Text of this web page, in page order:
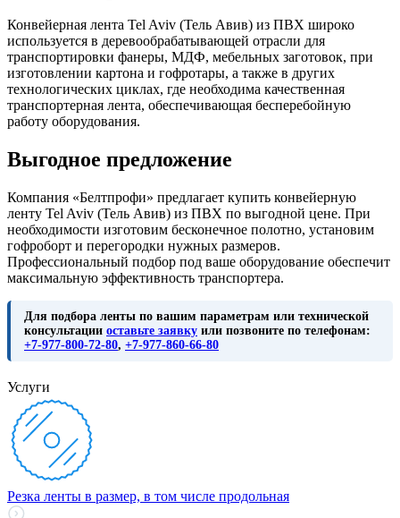
Конвейерная лента Tel Aviv (Тель Авив) из ПВХ широко
используется в деревообрабатывающей отрасли для
транспортировки фанеры, МДФ, мебельных заготовок, при
изготовлении картона и гофротары, а также в других
технологических циклах, где необходима качественная
транспортерная лента, обеспечивающая бесперебойную
работу оборудования.
Выгодное предложение
Компания «Белтпрофи» предлагает купить конвейерную
ленту Tel Aviv (Тель Авив) из ПВХ по выгодной цене. При
необходимости изготовим бесконечное полотно, установим
гофроборт и перегородки нужных размеров.
Профессиональный подбор под ваше оборудование обеспечит
максимальную эффективность транспортера.
Для подбора ленты по вашим параметрам или технической
консультации оставьте заявку или позвоните по телефонам:
+7-977-800-72-80, +7-977-860-66-80
Услуги
Резка ленты в размер, в том числе продольная